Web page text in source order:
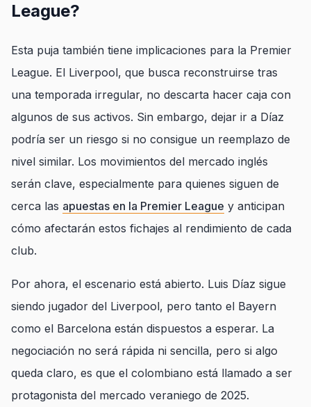
League?
Esta puja también tiene implicaciones para la Premier
League. El Liverpool, que busca reconstruirse tras
una temporada irregular, no descarta hacer caja con
algunos de sus activos. Sin embargo, dejar ir a Díaz
podría ser un riesgo si no consigue un reemplazo de
nivel similar. Los movimientos del mercado inglés
serán clave, especialmente para quienes siguen de
cerca las apuestas en la Premier League y anticipan
cómo afectarán estos fichajes al rendimiento de cada
club.
Por ahora, el escenario está abierto. Luis Díaz sigue
siendo jugador del Liverpool, pero tanto el Bayern
como el Barcelona están dispuestos a esperar. La
negociación no será rápida ni sencilla, pero si algo
queda claro, es que el colombiano está llamado a ser
protagonista del mercado veraniego de 2025.